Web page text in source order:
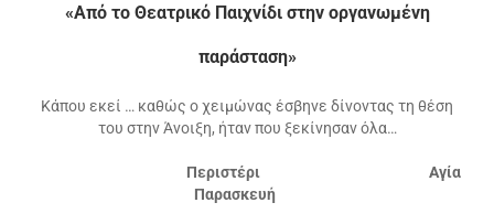
«Από το Θεατρικό Παιχνίδι στην οργανωμένη
παράσταση»
Κάπου εκεί … καθώς ο χειμώνας έσβηνε δίνοντας τη θέση
του στην Άνοιξη, ήταν που ξεκίνησαν όλα…
Περιστέρι Αγία
Παρασκευή